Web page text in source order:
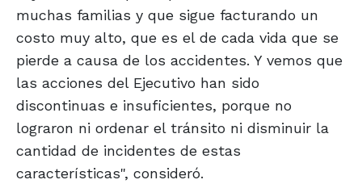
muchas familias y que sigue facturando un
costo muy alto, que es el de cada vida que se
pierde a causa de los accidentes. Y vemos que
las acciones del Ejecutivo han sido
discontinuas e insuficientes, porque no
lograron ni ordenar el tránsito ni disminuir la
cantidad de incidentes de estas
características", consideró.